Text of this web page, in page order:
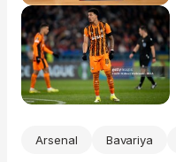
Arsenal Bavariya